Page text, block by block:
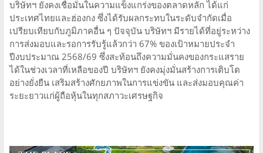
บริษัทฯ ยังคงเชื่อมั่นในความแข็งแกร่งของตลาดหลัก ได้แก่
ประเทศไทยและฮ่องกง ซึ่งได้รับผลกระทบในระดับจำกัดเมื่อ
เปรียบเทียบกับภูมิภาคอื่น ๆ ปัจจุบัน บริษัทฯ มีรายได้ที่อยู่ระหว่าง
การส่งมอบและรอการรับรู้แล้วกว่า 67% ของเป้าหมายประจำ
ปีงบประมาณ 2568/69 ซึ่งสะท้อนถึงความมั่นคงของกระแสราย
ได้ในช่วงเวลาที่เหลือของปี บริษัทฯ ยังคงมุ่งมั่นสร้างการเติบโต
อย่างยั่งยืน เสริมสร้างศักยภาพในการแข่งขัน และส่งมอบคุณค่า
ระยะยาวแก่ผู้ถือหุ้นในทุกสภาวะเศรษฐกิจ